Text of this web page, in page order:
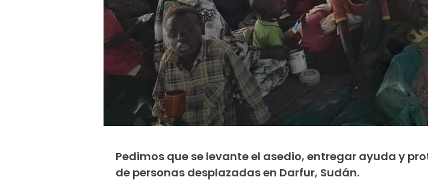
Pedimos que se levante el asedio, entregar ayuda y
de personas desplazadas en Darfur, Sudán.